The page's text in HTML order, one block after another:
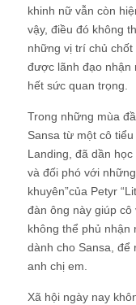
khinh nữ vẫn còn
vậy, điều đó không
những vị trí chủ
được lãnh đạo nhận
hết sức quan trọng.
Trong những mùa
Sansa từ một cô
Landing, đã dần
và đối phó với
khuyên”của Petyr
đàn ông này giúp
không thể phủ nhận
dành cho Sansa, để
anh chị em.
Xã hội ngày nay